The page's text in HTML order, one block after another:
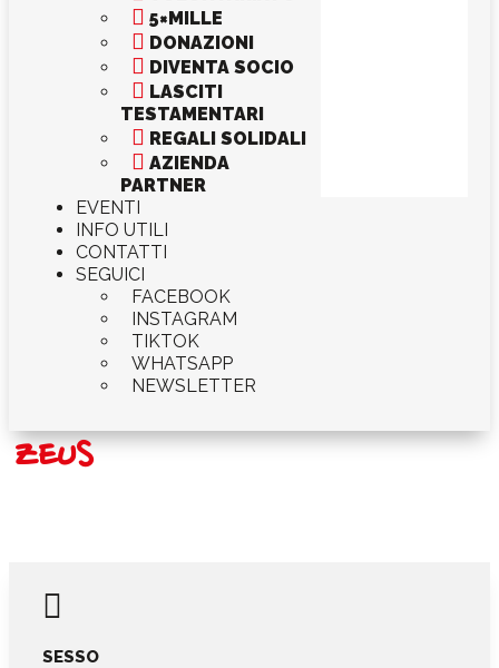
 5×MILLE
 DONAZIONI
 DIVENTA SOCIO
 LASCITI
TESTAMENTARI
 REGALI SOLIDALI
 AZIENDA
PARTNER
EVENTI
INFO UTILI
CONTATTI
SEGUICI
FACEBOOK
INSTAGRAM
TIKTOK
WHATSAPP
NEWSLETTER
ZEUS

SESSO